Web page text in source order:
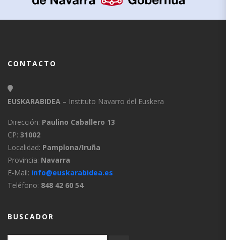
CONTACTO
EUSKARABIDEA – Instituto Navarro del Euskera
Dirección: Paulino Caballero 13
CP: 31002
Localidad: Pamplona/Iruña
Provincia: Navarra
E-Mail: info@euskarabidea.es
Teléfono: 848 42 60 54
BUSCADOR